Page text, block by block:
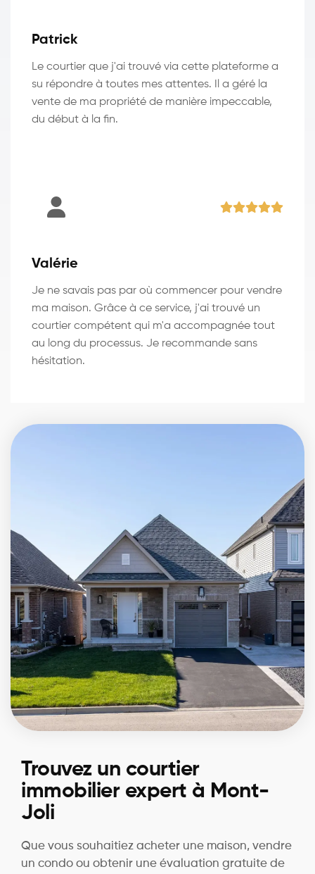
Patrick
Le courtier que j'ai trouvé via cette plateforme a
su répondre à toutes mes attentes. Il a géré la
vente de ma propriété de manière impeccable,
du début à la fin.
Valérie
Je ne savais pas par où commencer pour vendre
ma maison. Grâce à ce service, j'ai trouvé un
courtier compétent qui m'a accompagnée tout
au long du processus. Je recommande sans
hésitation.
Trouvez un courtier
immobilier expert à Mont-
Joli
Que vous souhaitiez acheter une maison, vendre
un condo ou obtenir une évaluation gratuite de